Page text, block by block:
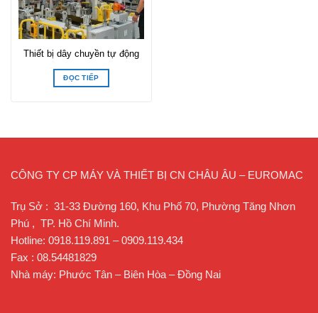
Thiết bị dây chuyền tự động
ĐỌC TIẾP
CÔNG TY CP MÁY VÀ THIẾT BỊ CN CHÂU ÂU – EUROMAC
Trụ Sở : 31-33 Đường 160, Khu Phố 70, Phường Tăng Nhơn
Phú , TP. Hồ Chí Minh.
Hotline: 0918.119.891 – 0909.119.434
Fax : 08.54481829
Nhà máy: Phước Tân – Biên Hòa – Đồng Nai